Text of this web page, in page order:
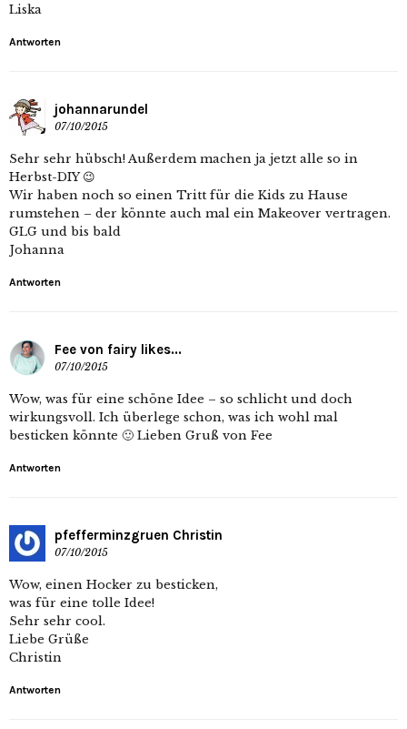
Liska
Antworten
johannarundel
07/10/2015
Sehr sehr hübsch! Außerdem machen ja jetzt alle so in
Herbst-DIY 😉
Wir haben noch so einen Tritt für die Kids zu Hause
rumstehen – der könnte auch mal ein Makeover vertragen.
GLG und bis bald
Johanna
Antworten
Fee von fairy likes...
07/10/2015
Wow, was für eine schöne Idee – so schlicht und doch
wirkungsvoll. Ich überlege schon, was ich wohl mal
besticken könnte 🙂 Lieben Gruß von Fee
Antworten
pfefferminzgruen Christin
07/10/2015
Wow, einen Hocker zu besticken,
was für eine tolle Idee!
Sehr sehr cool.
Liebe Grüße
Christin
Antworten